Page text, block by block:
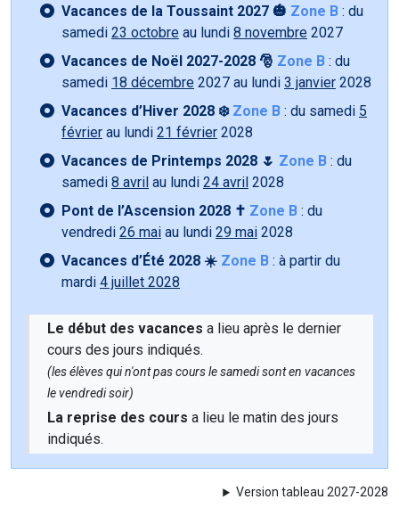
Vacances de la Toussaint 2027 🎃 Zone B : du
samedi 23 octobre au lundi 8 novembre 2027
Vacances de Noël 2027-2028 🎅 Zone B : du
samedi 18 décembre 2027 au lundi 3 janvier 2028
Vacances d’Hiver 2028 ❄️ Zone B : du samedi 5
février au lundi 21 février 2028
Vacances de Printemps 2028 🌷 Zone B : du
samedi 8 avril au lundi 24 avril 2028
Pont de l’Ascension 2028 ✝️ Zone B : du
vendredi 26 mai au lundi 29 mai 2028
Vacances d’Été 2028 ☀️ Zone B : à partir du
mardi 4 juillet 2028
Le début des vacances a lieu après le dernier
cours des jours indiqués.
(les élèves qui n'ont pas cours le samedi sont en vacances
le vendredi soir)
La reprise des cours a lieu le matin des jours
indiqués.
Version tableau 2027-2028